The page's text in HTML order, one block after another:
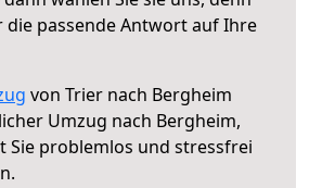
passende Antwort auf Ihre
von Trier nach Bergheim
Umzug nach Bergheim,
Sie problemlos und stressfrei